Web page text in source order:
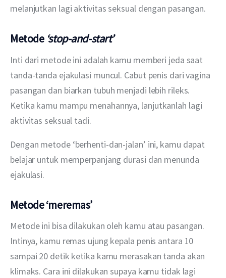
melanjutkan lagi aktivitas seksual dengan pasangan.
Metode ‘stop-and-start’
Inti dari metode ini adalah kamu memberi jeda saat
tanda-tanda ejakulasi muncul. Cabut penis dari vagina
pasangan dan biarkan tubuh menjadi lebih rileks.
Ketika kamu mampu menahannya, lanjutkanlah lagi
aktivitas seksual tadi.
Dengan metode ‘berhenti-dan-jalan’ ini, kamu dapat
belajar untuk memperpanjang durasi dan menunda
ejakulasi.
Metode ‘meremas’
Metode ini bisa dilakukan oleh kamu atau pasangan.
Intinya, kamu remas ujung kepala penis antara 10
sampai 20 detik ketika kamu merasakan tanda akan
klimaks. Cara ini dilakukan supaya kamu tidak lagi